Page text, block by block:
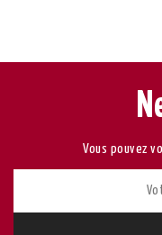
Vous pouvez